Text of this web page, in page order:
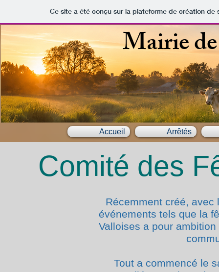
Ce site a été conçu sur la plateforme de création de
Mairie
Accueil Arrêtés
Comité des
Récemment créé, avec
événements tels que la
Valloises a pour
Tout a commencé le